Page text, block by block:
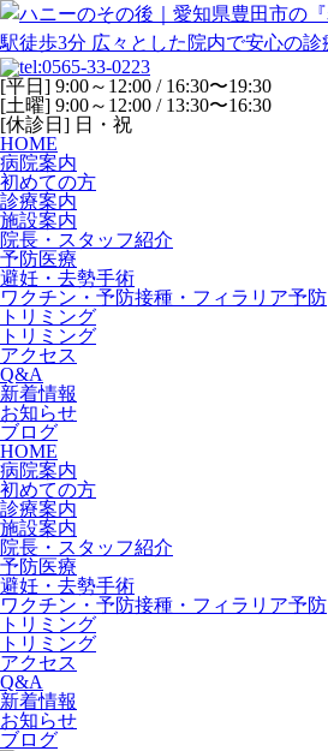
[平日] 9:00～12:00 / 16:30〜19:30
[土曜] 9:00～12:00 / 13:30〜16:30
[休診日] 日・祝
HOME
病院案内
初めての方
診療案内
施設案内
院長・スタッフ紹介
予防医療
避妊・去勢手術
ワクチン・予防接種・フィラリア予防
トリミング
トリミング
アクセス
Q&A
新着情報
お知らせ
ブログ
HOME
病院案内
初めての方
診療案内
施設案内
院長・スタッフ紹介
予防医療
避妊・去勢手術
ワクチン・予防接種・フィラリア予防
トリミング
トリミング
アクセス
Q&A
新着情報
お知らせ
ブログ